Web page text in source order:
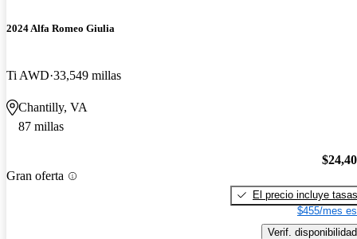
2024 Alfa Romeo Giulia
Ti AWD 33,549 millas
Chantilly, VA
87 millas
Gran oferta
El precio incluye tasas
$455/mes
Verif. disponibilidad